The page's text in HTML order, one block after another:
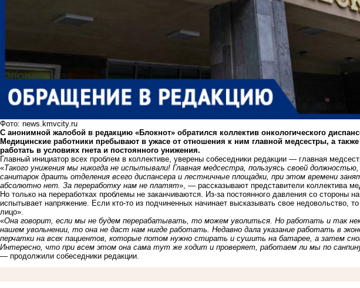
Фото: news.kmvcity.ru
С анонимной жалобой в редакцию «Блокнот» обратился коллектив онкологического
Медицинские работники пребывают в ужасе от отношения к ним главной медсестры, а
работать в условиях гнета и постоянного унижения.
Главный инициатор всех проблем в коллективе, уверены собеседники редакции — главная
«Такого унижения мы никогда не испытывали! Главная медсестра, пользуясь своей
санитарок драить отделения всего диспансера и лестничные площадки, при этом времени
абсолютно нет. За переработку нам не платят», — рассказывают представители коллектива
Но только на переработках проблемы не заканчиваются. Из-за постоянного давления со стороны
испытывает напряжение. Если кто-то из подчиненных начинает высказывать свое недовольство,
лицо».
«Она говорит, если мы не будем перерабатывать, то можем уволиться. Но работать и так
нашем увольнении, то она не даст нам нигде работать. Недавно дала указание работать в
перчатки на всех пациентов, которые потом нужно стирать и сушить на батарее, а затем
Интересно, что при всем этом она сама тут же ходит и проверяет, работаем ли мы по
— продолжили собеседники редакции.